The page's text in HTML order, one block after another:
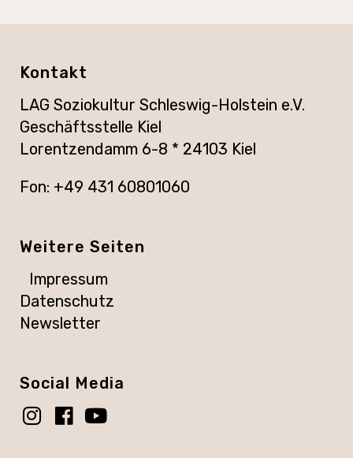
Kontakt
LAG Soziokultur Schleswig-Holstein e.V.
Geschäftsstelle Kiel
Lorentzendamm 6-8 * 24103 Kiel
Fon: +49 431 60801060
Weitere Seiten
Impressum
Datenschutz
Newsletter
Social Media